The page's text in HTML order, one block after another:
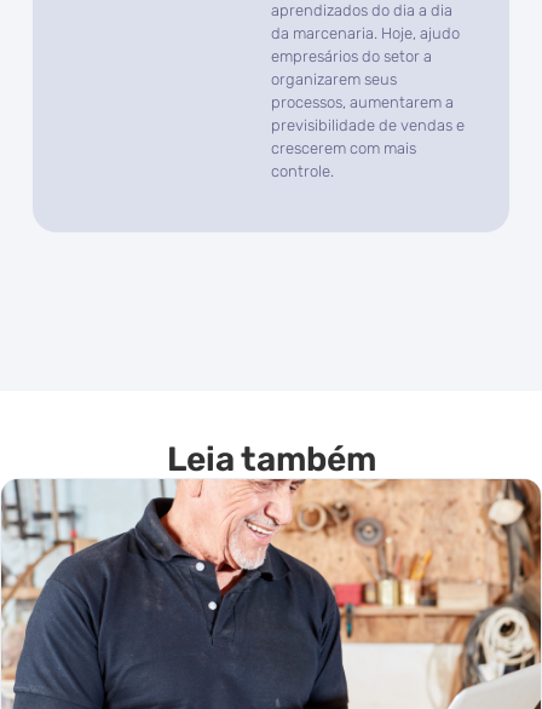
aprendizados do dia a dia
da marcenaria. Hoje, ajudo
empresários do setor a
organizarem seus
processos, aumentarem a
previsibilidade de vendas e
crescerem com mais
controle.
Leia também